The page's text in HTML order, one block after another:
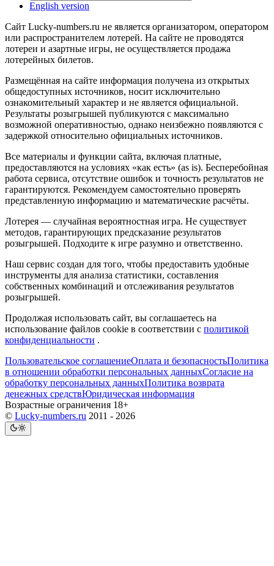
English version
Сайт Lucky-numbers.ru не является организатором, оператором
или распространителем лотерей. На сайте не проводятся
лотереи и азартные игры, не осуществляется продажа
лотерейных билетов.
Размещённая на сайте информация получена из открытых
общедоступных источников, носит исключительно
ознакомительный характер и не является официальной.
Результаты розыгрышей публикуются с максимально
возможной оперативностью, однако неизбежно появляются с
задержкой относительно официальных источников.
Все материалы и функции сайта, включая платные,
предоставляются на условиях «как есть» (as is). Бесперебойная
работа сервиса, отсутствие ошибок и точность результатов не
гарантируются. Рекомендуем самостоятельно проверять
представленную информацию и математические расчёты.
Лотерея — случайная вероятностная игра. Не существует
методов, гарантирующих предсказание результатов
розыгрышей. Подходите к игре разумно и ответственно.
Наш сервис создан для того, чтобы предоставить удобные
инструменты для анализа статистики, составления
собственных комбинаций и отслеживания результатов
розыгрышей.
Продолжая использовать сайт, вы соглашаетесь на
использование файлов cookie в соответствии с политикой
конфиденциальности .
Пользовательское соглашениеОплата и безопасностьПолитика
в отношении обработки персональных данныхСогласие на
обработку персональных данныхПолитика возврата
денежных средствЮридическая информация
Возрастные ограничения 18+
© Lucky-numbers.ru 2011 - 2026